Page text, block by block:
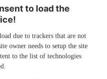
to load the
due to trackers that are not
owner needs to setup the site
to the list of technologies